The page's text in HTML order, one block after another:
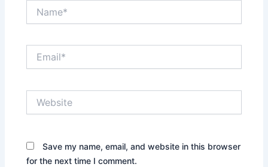
Save my name, email, and website in this browser
for the next time I comment.